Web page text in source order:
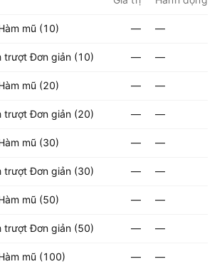
mũ (10) — —
trượt Đơn giản (10) — —
mũ (20) — —
trượt Đơn giản (20) — —
mũ (30) — —
trượt Đơn giản (30) — —
mũ (50) — —
trượt Đơn giản (50) — —
mũ (100) — —